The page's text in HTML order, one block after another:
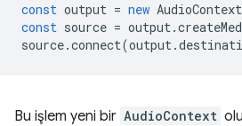
const output = new AudioContext
const source = output.
source.connect(output.
Bu işlem yeni bir AudioContext